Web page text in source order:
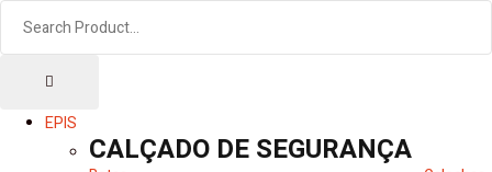
EPIS
CALÇADO DE SEGURANÇA